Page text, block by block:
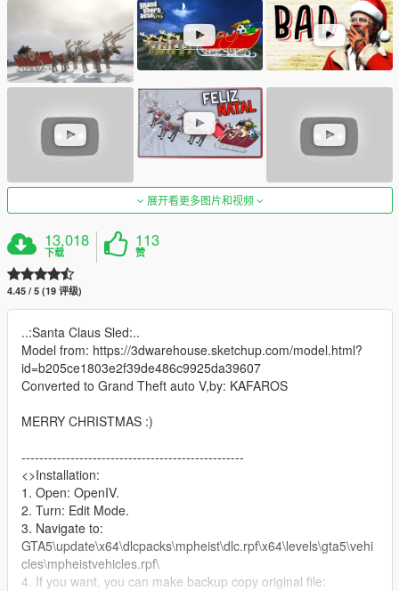
展开看更多图片和视频
13,018
下载
113
赞
4.45 / 5 (19 评级)
..:Santa Claus Sled:..
Model from: https://3dwarehouse.sketchup.com/model.html?
id=b205ce1803e2f39de486c9925da39607
Converted to Grand Theft auto V,by: KAFAROS
MERRY CHRISTMAS :)
--------------------------------------------------
<>Installation:
1. Open: OpenIV.
2. Turn: Edit Mode.
3. Navigate to:
GTA5\update\x64\dlcpacks\mpheist\dlc.rpf\x64\levels\gta5\vehi
cles\mpheistvehicles.rpf\
4. If you want, you can make backup copy original file: